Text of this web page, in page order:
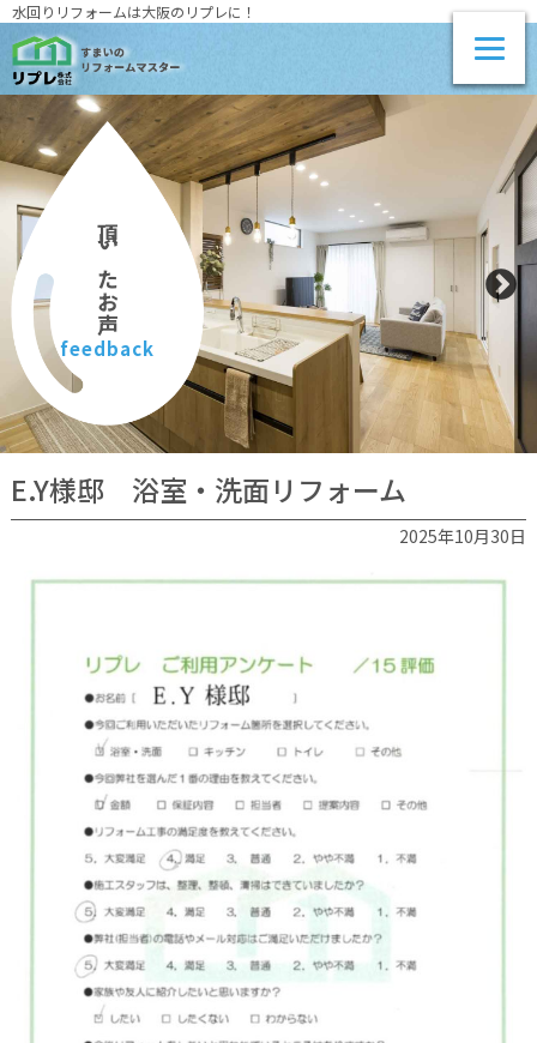
水回りリフォームは大阪のリプレに！
頂いたお声
feedback
E.Y様邸 浴室・洗面リフォーム
2025年10月30日